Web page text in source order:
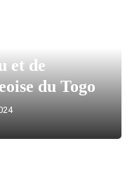
et de
du Togo